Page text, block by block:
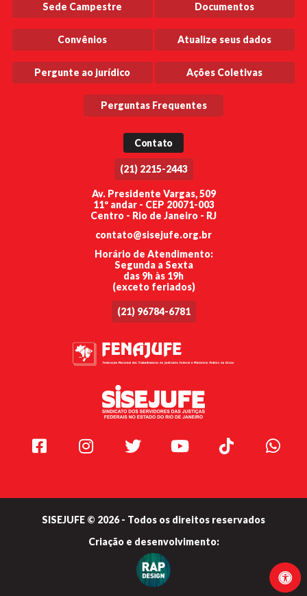
Sede Campestre Documentos
Convênios Atualize seus dados
Pergunte ao jurídico Ações Coletivas
Perguntas Frequentes
Contato
(21) 2215-2443
Av. Presidente Vargas, 509
11º andar - CEP 20071-003
Centro - Rio de Janeiro - RJ
contato@sisejufe.org.br
Horário de Atendimento:
Segunda a Sexta
das 9h às 19h
(exceto feriados)
(21) 96784-6781
Facebook Instagram Twitter Youtube TikTok
SISEJUFE © 2026 - Todos os direitos reservados
Criação e desenvolvimento: